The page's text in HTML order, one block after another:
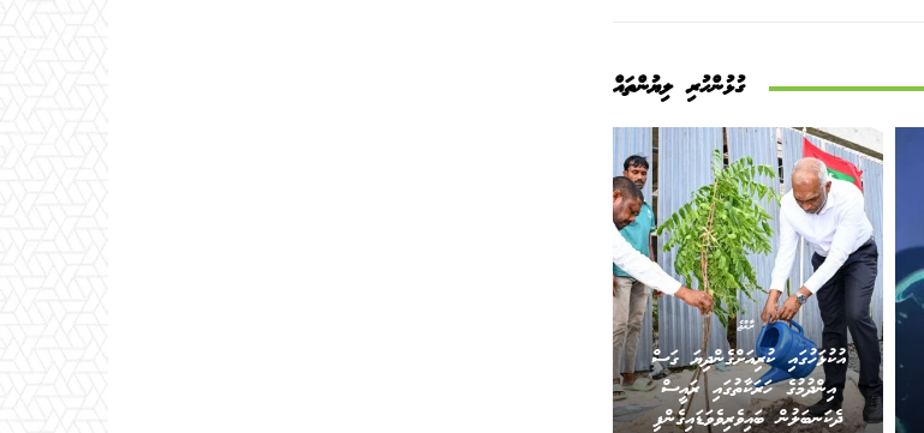
ގުޅުންހުރި ލިޔުންތައް
ރާއްޖެ
އުކުޅަހުގައި ކުރިއަށްގެންދިޔަ ގަސް
އިންދުމުގެ ހަރަކާތުގައި ރައީސް
ދެކަނބަލުން ބައިވެރިވެވަޑައިގެންފި